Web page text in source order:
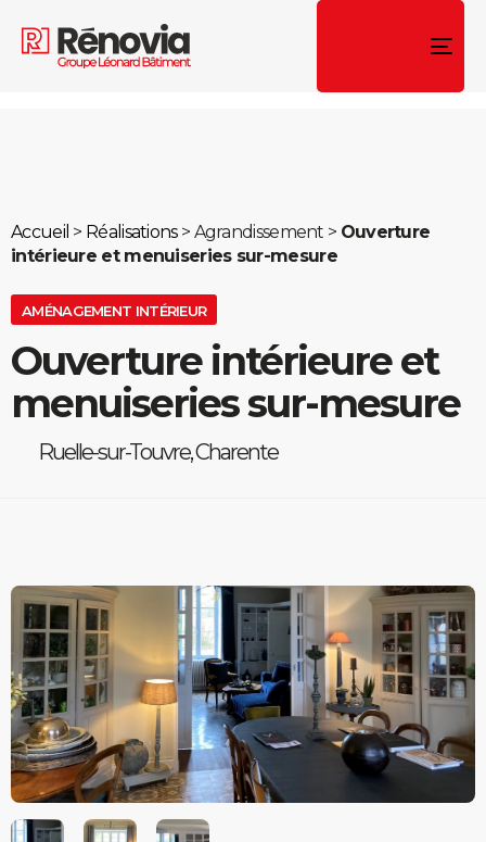
Accueil > Réalisations> Agrandissement > Ouverture
intérieure et menuiseries sur-mesure
AMÉNAGEMENT INTÉRIEUR
Ouverture intérieure et
menuiseries sur-mesure
Ruelle-sur-Touvre, Charente